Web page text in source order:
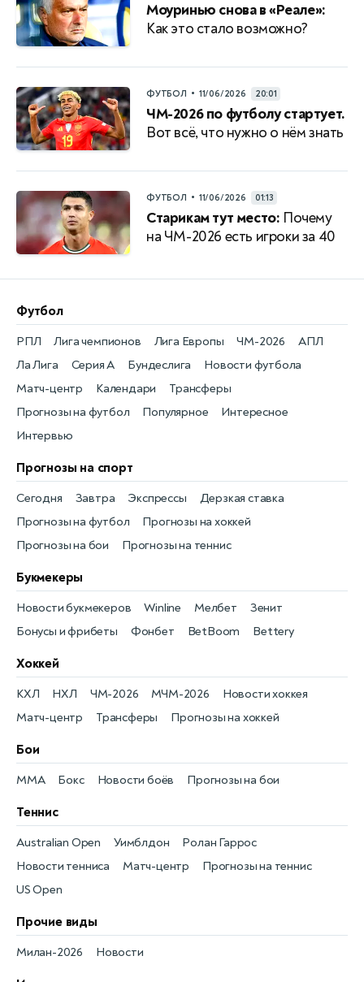
Моуринью снова в «Реале»:
Как это стало возможно?
ФУТБОЛ • 11/06/2026 20:01
ЧМ-2026 по футболу стартует.
Вот всё, что нужно о нём знать
ФУТБОЛ • 11/06/2026 01:13
Старикам тут место: Почему
на ЧМ-2026 есть игроки за 40
Футбол
Новости футбола
РПЛ
Матч-центр
Лига чемпионов
Календари
Лига Европы
Трансферы
ЧМ-2026
Прогнозы на футбол
АПЛ
Популярное
Ла Лига
Интересное
Серия А
Интервью
Бундеслига
Прогнозы на спорт
Прогнозы на футбол
Сегодня
Прогнозы на хоккей
Завтра
Прогнозы на бои
Экспрессы
Прогнозы на теннис
Дерзкая ставка
Букмекеры
Бонусы и фрибеты
Новости букмекеров
Фонбет
Winline
BetBoom
Мелбет
Bettery
Зенит
Хоккей
Новости хоккея
КХЛ
Матч-центр
НХЛ
Трансферы
ЧМ-2026
Прогнозы на хоккей
МЧМ-2026
Бои
Новости боёв
MMA Прогнозы на бои
Бокс
Теннис
Новости тенниса
Australian Open
Матч-центр
Уимблдон
Прогнозы на теннис
Ролан Гаррос
US Open
Прочие виды
Новости
Милан-2026